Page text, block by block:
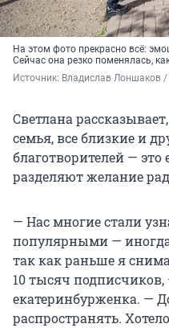
На этом фото прекрасно всё:
Сейчас она резко поменялась,
Источник: Владислав Лоншаков /
Светлана
семья, все близкие и
благотворителей —
разделяют желание
— Нас многие стали
популярными —
так как раньше я
10 тысяч подписчиков,
екатеринбурженка. —
распространять.